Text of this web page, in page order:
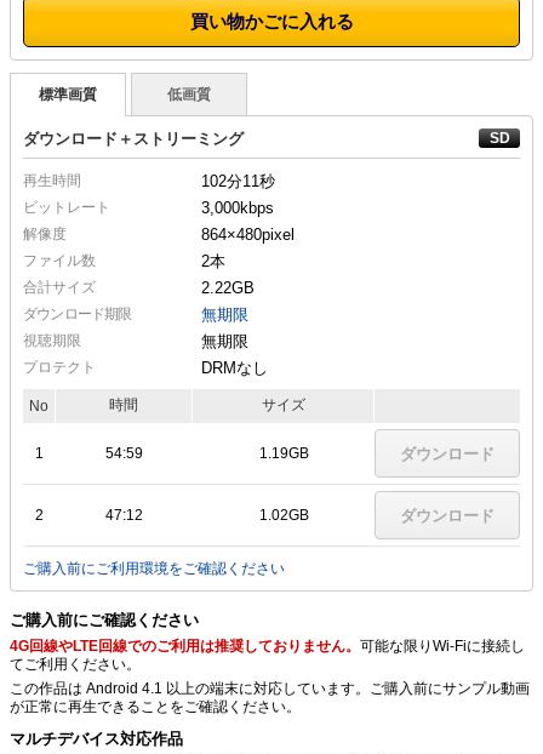
買い物かごに入れる
標準画質 低画質
ダウンロード＋ストリーミング
再生時間 102分11秒
ビットレート 3,000kbps
解像度 864×480pixel
ファイル数 2本
合計サイズ 2.22GB
ダウンロード期限 無期限
視聴期限 無期限
プロテクト DRMなし
No 時間 サイズ
1 54:59 1.19GB ダウンロード
2 47:12 1.02GB ダウンロード
ご購入前にご利用環境をご確認ください
ご購入前にご確認ください
4G回線やLTE回線でのご利用は推奨しておりません。 可能な限りWi-Fiに接続し
てご利用ください。
この作品は Android 4.1 以上の端末に対応しています。ご購入前にサンプル動画
が正常に再生できることをご確認ください。
マルチデバイス対応作品